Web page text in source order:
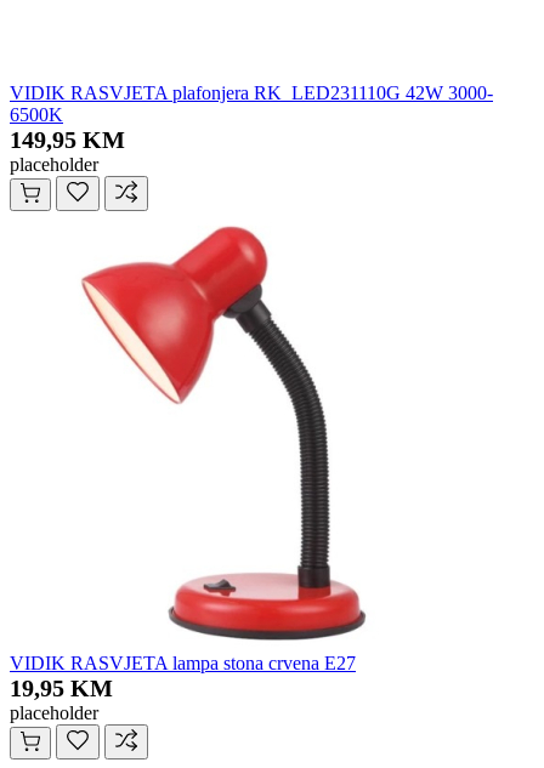
VIDIK RASVJETA plafonjera RK_LED231110G 42W 3000-
6500K
149,95 KM
placeholder
VIDIK RASVJETA lampa stona crvena E27
19,95 KM
placeholder